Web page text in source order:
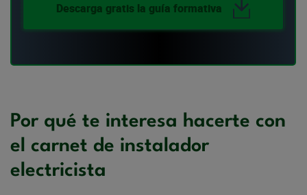
Descarga gratis la guía formativa
Por qué te interesa hacerte con
el carnet de instalador
electricista